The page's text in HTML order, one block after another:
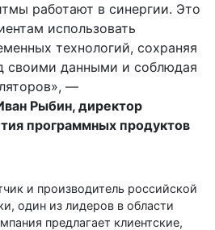
работают в синергии. Это
использовать
технологий, сохраняя
своими данными и соблюдая
—
Рыбин, директор
программных продуктов
и производитель российской
один из лидеров в области
предлагает клиентские,